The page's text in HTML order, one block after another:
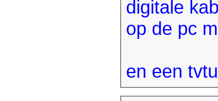
digitale
op de pc
en een